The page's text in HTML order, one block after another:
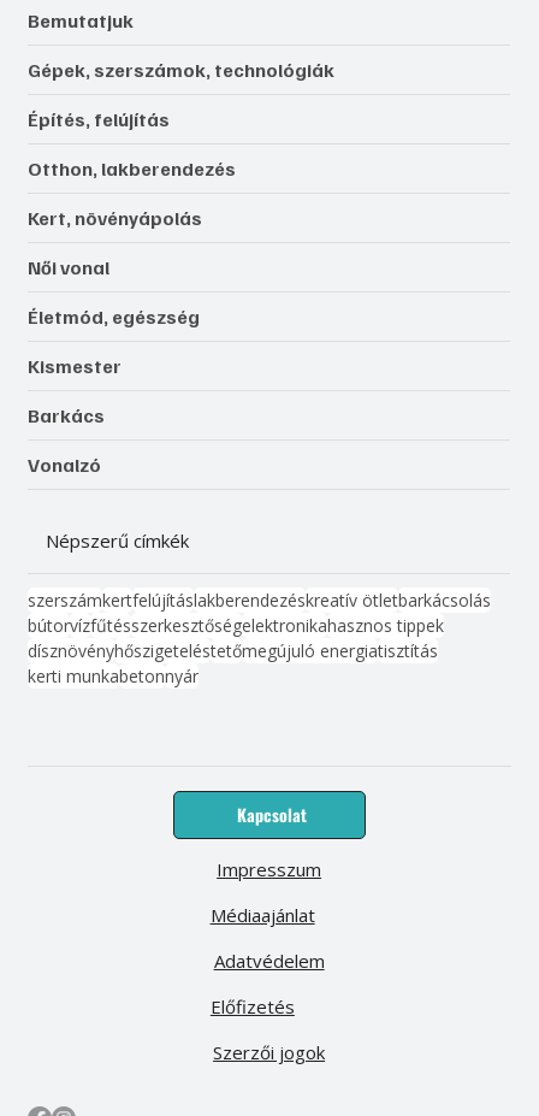
Bemutatjuk
Gépek, szerszámok, technológiák
Építés, felújítás
Otthon, lakberendezés
Kert, növényápolás
Női vonal
Életmód, egészség
Kismester
Barkács
Vonalzó
Népszerű címkék
szerszámkertfelújításlakberendezéskreatív ötletbarkácsolás
bútorvízfűtésszerkesztőségelektronikahasznos tippek
dísznövényhőszigeteléstetőmegújuló energiatisztítás
kerti munkabetonnyár
Kapcsolat
Médiaajánlat
Előfizetés
Impresszum
Adatvédelem
Szerzői jogok